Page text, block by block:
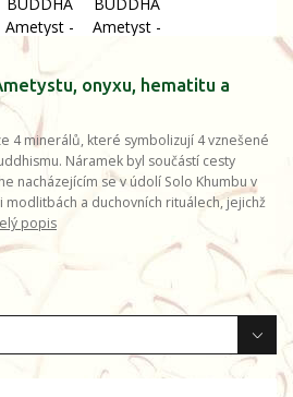
onyxu, hematitu a
4 minerálů, které symbolizují 4 vznešené
Náramek byl součástí cesty
nacházejícím se v údolí Solo Khumbu v
modlitbách a duchovních rituálech, jejichž
popis